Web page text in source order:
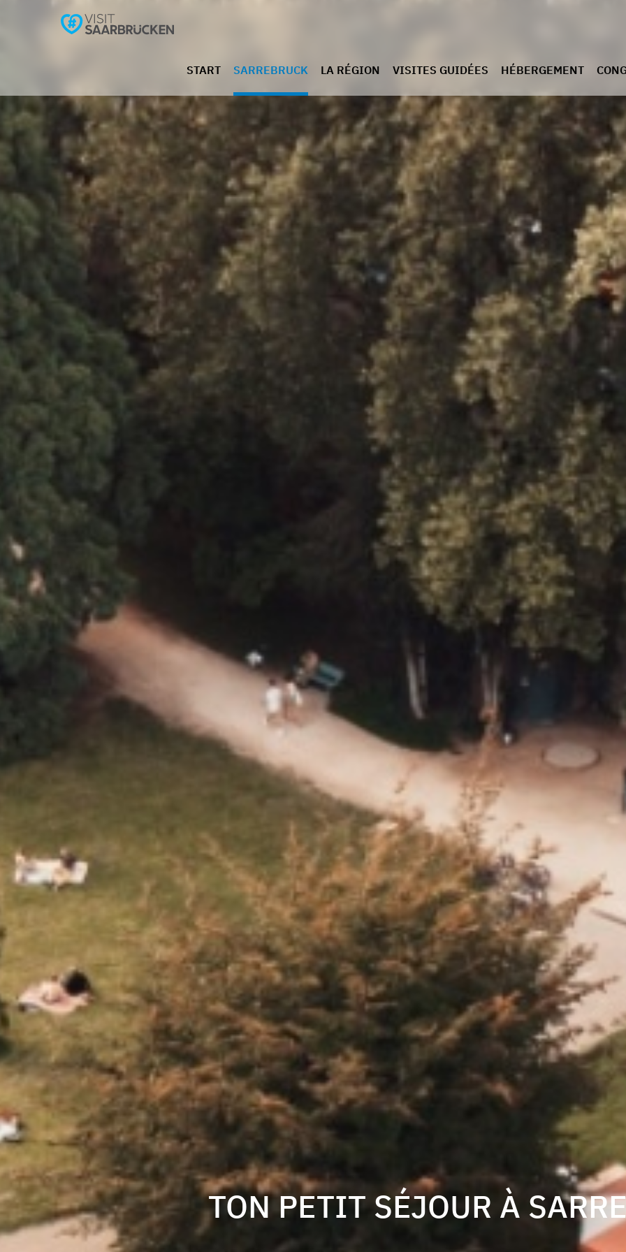
START SARREBRUCK LA RÉGION VISITES GUIDÉES HÉBERGEMENT
TON PETIT SÉJOUR À